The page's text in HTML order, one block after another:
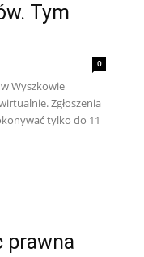
Tym
0
Wyszkowie
Zgłoszenia
tylko do 11
prawna